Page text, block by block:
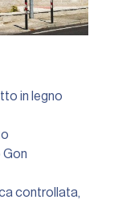
in legno
Gon
controllata,